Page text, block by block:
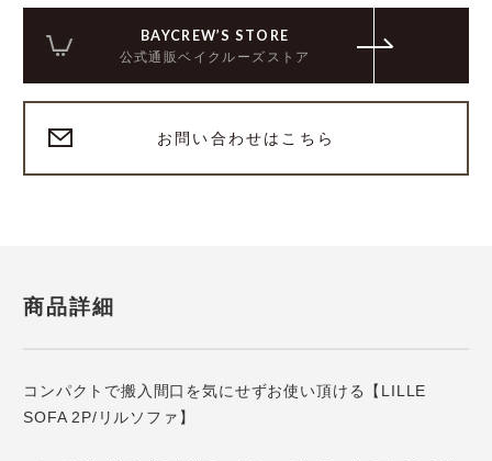
BAYCREW’S STORE
公式通販ベイクルーズストア
お問い合わせはこちら
商品詳細
コンパクトで搬入間口を気にせずお使い頂ける【LILLE
SOFA 2P/リルソファ】